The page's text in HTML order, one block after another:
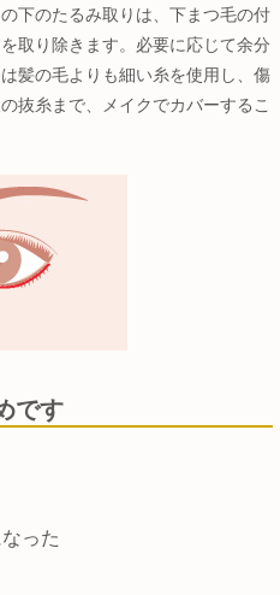
下のたるみ取りは、下まつ毛の付
取り除きます。必要に応じて余分
髪の毛よりも細い糸を使用し、傷
抜糸まで、メイクでカバーするこ
です
った